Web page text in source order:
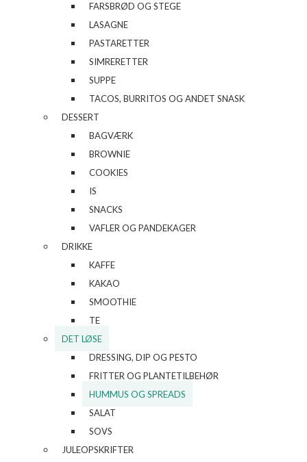
FARSBRØD OG STEGE
LASAGNE
PASTARETTER
SIMRERETTER
SUPPE
TACOS, BURRITOS OG ANDET SNASK
DESSERT
BAGVÆRK
BROWNIE
COOKIES
IS
SNACKS
VAFLER OG PANDEKAGER
DRIKKE
KAFFE
KAKAO
SMOOTHIE
TE
DET LØSE
DRESSING, DIP OG PESTO
FRITTER OG PLANTETILBEHØR
HUMMUS OG SPREADS
SALAT
SOVS
JULEOPSKRIFTER